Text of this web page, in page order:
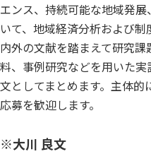
エンス、持続可能な地域発
いて、地域経済分析および
内外の文献を踏まえて研究
料、事例研究などを用いた
文としてまとめます。主体
応募を歓迎します。
※大川 良文